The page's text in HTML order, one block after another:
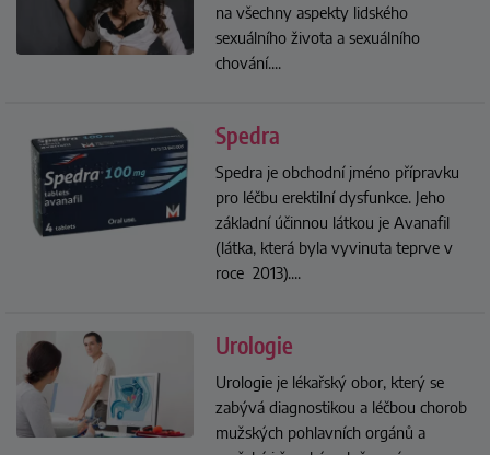
na všechny aspekty lidského
sexuálního života a sexuálního
chování....
Spedra
Spedra je obchodní jméno přípravku
pro léčbu erektilní dysfunkce. Jeho
základní účinnou látkou je Avanafil
(látka, která byla vyvinuta teprve v
roce 2013)....
Urologie
Urologie je lékařský obor, který se
zabývá diagnostikou a léčbou chorob
mužských pohlavních orgánů a